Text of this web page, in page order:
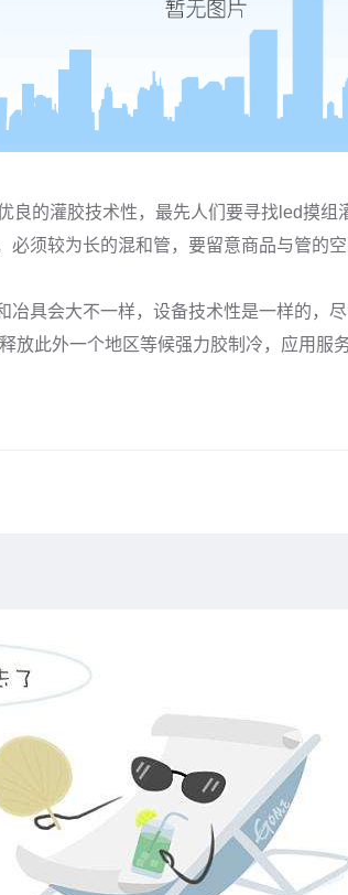
灌胶技术性，最先人们要寻找led摸组
须较为长的混和管，要留意商品与管
会大不一样，设备技术性是一样的，
此外一个地区等候强力胶制冷，应用服